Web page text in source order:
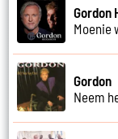
Gordon
Moenie
Gordon
Neem